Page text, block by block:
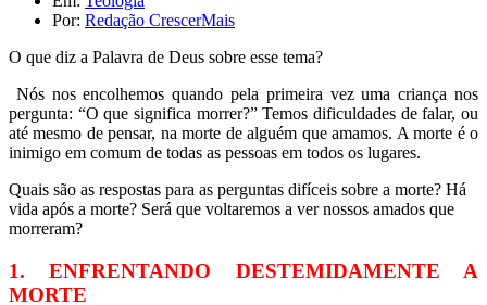
Por: Redação CrescerMais
O que diz a Palavra de Deus sobre esse tema?
Nós nos encolhemos quando pela primeira vez uma criança nos
pergunta: “O que significa morrer?” Temos dificuldades de falar, ou
até mesmo de pensar, na morte de alguém que amamos. A morte é o
inimigo em comum de todas as pessoas em todos os lugares.
Quais são as respostas para as perguntas difíceis sobre a morte? Há
vida após a morte? Será que voltaremos a ver nossos amados que
morreram?
1. ENFRENTANDO DESTEMIDAMENTE A
MORTE